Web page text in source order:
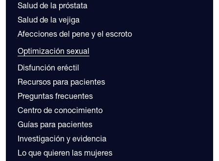
Salud de la próstata
Salud de la vejiga
Afecciones del pene y el escroto
Optimización sexual
Disfunción eréctil
Recursos para pacientes
Preguntas frecuentes
Centro de conocimiento
Guías para pacientes
Investigación y evidencia
Lo que quieren las mujeres